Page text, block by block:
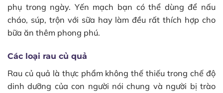
phụ trong ngày. Yến mạch bạn có thể dùng để nấu
cháo, súp, trộn với sữa hay làm đều rất thích hợp cho
bữa ăn thêm phong phú.
Các loại rau củ quả
Rau củ quả là thực phẩm không thế thiếu trong chế độ
dinh dưỡng của con người nói chung và người bị trào